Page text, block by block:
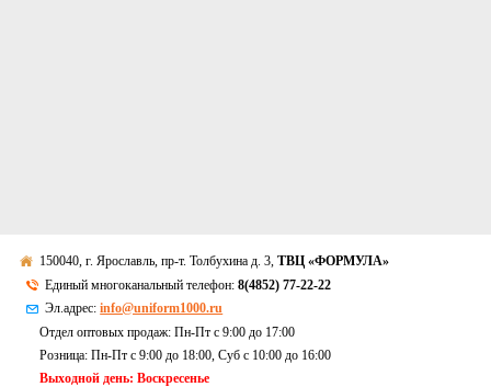
150040, г. Ярославль, пр-т. Толбухина д. 3,ТВЦ «ФОРМУЛА»
Единый многоканальный телефон:8(4852) 77-22-22
Эл.адрес:info@uniform1000.ru
Отдел оптовых продаж: Пн-Пт с 9:00 до 17:00
Розница: Пн-Пт с 9:00 до 18:00, Суб c 10:00 до 16:00
Выходной день: Воскресенье